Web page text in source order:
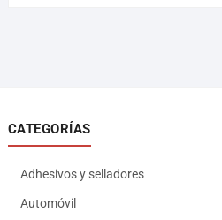
CATEGORÍAS
Adhesivos y selladores
Automóvil